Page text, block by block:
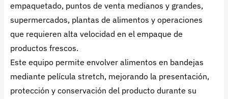
empaquetado, puntos de venta medianos y grandes,
supermercados, plantas de alimentos y operaciones
que requieren alta velocidad en el empaque de
productos frescos.
Este equipo permite envolver alimentos en bandejas
mediante película stretch, mejorando la presentación,
protección y conservación del producto durante su